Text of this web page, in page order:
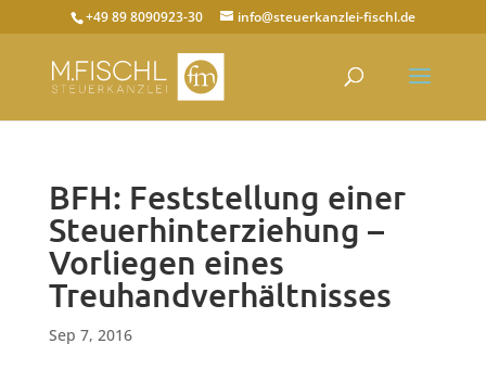
+49 89 8090923-30 info@steuerkanzlei-fischl.de
BFH: Feststellung einer
Steuerhinterziehung –
Vorliegen eines
Treuhandverhältnisses
Sep 7, 2016